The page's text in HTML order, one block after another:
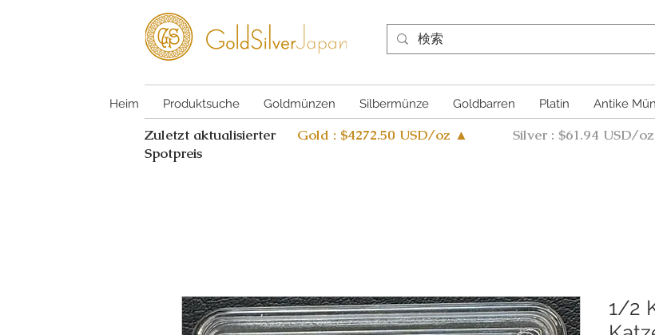
Heim Produktsuche Goldmünzen Silbermünze Goldbarren Platin Antike
Zuletzt aktualisierter
Spotpreis
Gold : $4272.50 USD/oz ▲ Silver : $61.94 USD/
1/2